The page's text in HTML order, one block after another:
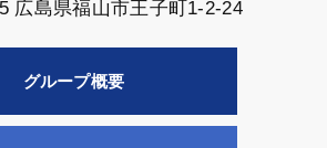
広島県福山市王子町1-2-24
グループ概要